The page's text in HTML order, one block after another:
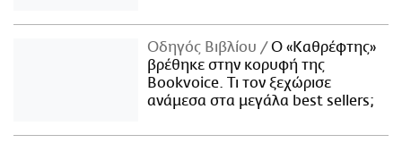
Οδηγός Βιβλίου
Ο «Καθρέφτης»
βρέθηκε στην κορυφή της
Bookvoice. Τι τον ξεχώρισε
ανάμεσα στα μεγάλα best sellers;